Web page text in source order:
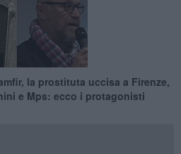
la prostituta uccisa a Firenze,
e Mps: ecco i protagonisti